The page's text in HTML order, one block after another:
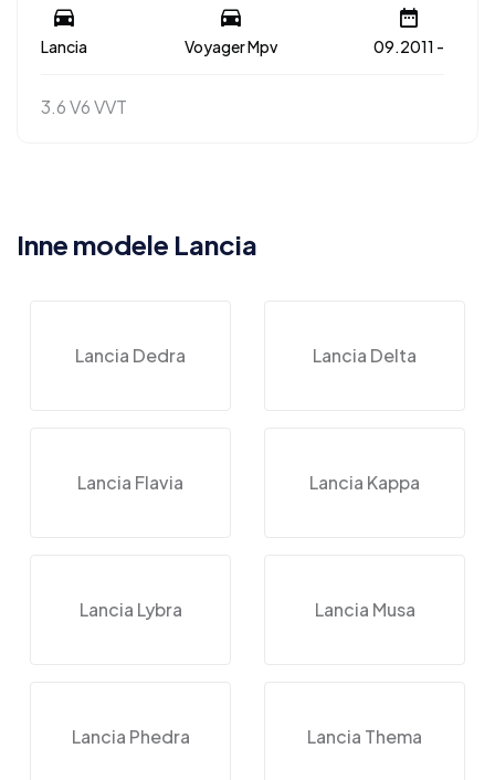
Lancia Voyager Mpv 09.2011 -
3.6 V6 VVT
Inne modele Lancia
Lancia Dedra Lancia Delta
Lancia Flavia Lancia Kappa
Lancia Lybra Lancia Musa
Lancia Phedra Lancia Thema